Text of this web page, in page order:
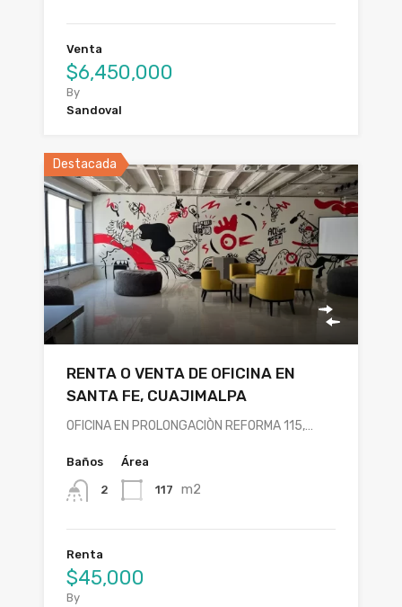
Venta
$6,450,000
By
Sandoval
Destacada
RENTA O VENTA DE OFICINA EN
SANTA FE, CUAJIMALPA
OFICINA EN PROLONGACIÒN REFORMA 115,…
Baños
2
Área
117 m2
Renta
$45,000
By